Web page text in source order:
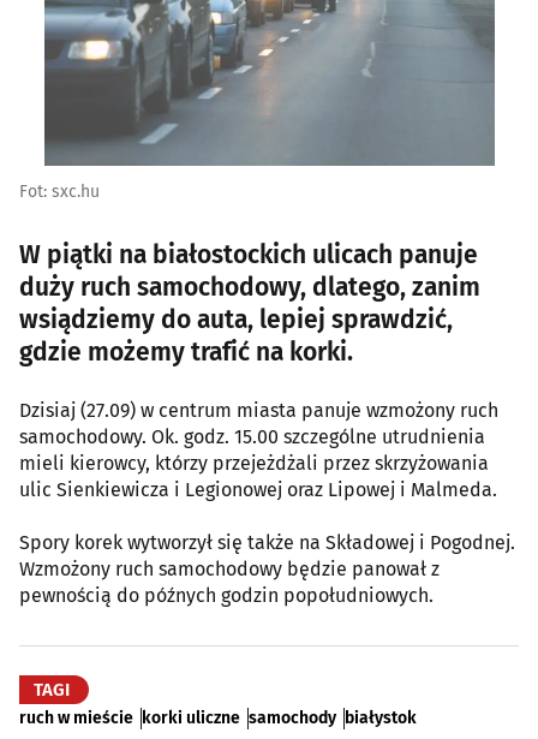
Fot: sxc.hu
W piątki na białostockich ulicach panuje
duży ruch samochodowy, dlatego, zanim
wsiądziemy do auta, lepiej sprawdzić,
gdzie możemy trafić na korki.
Dzisiaj (27.09) w centrum miasta panuje wzmożony ruch
samochodowy. Ok. godz. 15.00 szczególne utrudnienia
mieli kierowcy, którzy przejeżdżali przez skrzyżowania
ulic Sienkiewicza i Legionowej oraz Lipowej i Malmeda.
Spory korek wytworzył się także na Składowej i Pogodnej.
Wzmożony ruch samochodowy będzie panował z
pewnością do późnych godzin popołudniowych.
TAGI
ruch w mieście korki uliczne samochody białystok